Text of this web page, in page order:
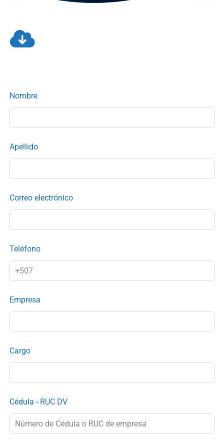
Leave
this
Nombre
Apellido
Correo electrónico
Teléfono
Empresa
Cargo
Cédula - RUC DV